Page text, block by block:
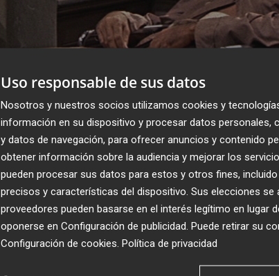
Uso responsable de sus datos
Nosotros y nuestros socios utilizamos cookies y
información en su dispositivo y procesar datos personales,
y datos de navegación, para ofrecer anuncios y contenido
obtener información sobre la audiencia y mejorar los
pueden procesar sus datos para estos y otros fines,
precisos y características del dispositivo. Sus elecciones
proveedores pueden basarse en el interés legítimo en lugar
oponerse en Configuración de publicidad . Puede retirar su
Configuración de cookies Política de privacidad